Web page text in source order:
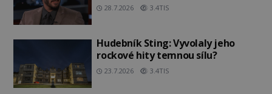
28.7.2026 3.4TIS
Hudebník Sting: Vyvolaly jeho
rockové hity temnou sílu?
23.7.2026 3.4TIS